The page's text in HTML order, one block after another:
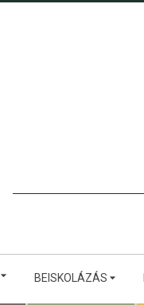
BEISKOLÁZÁS